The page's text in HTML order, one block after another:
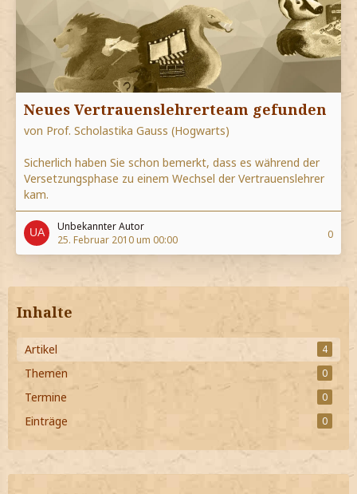
Neues Vertrauenslehrerteam gefunden
von Prof. Scholastika Gauss (Hogwarts)
Sicherlich haben Sie schon bemerkt, dass es während der
Versetzungsphase zu einem Wechsel der Vertrauenslehrer
kam.
Unbekannter Autor
25. Februar 2010 um 00:00
0
Inhalte
Artikel 4
Themen 0
Termine 0
Einträge 0